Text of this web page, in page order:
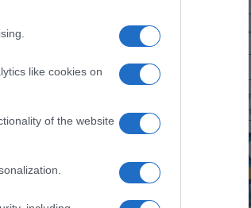
like cookies on
of the website
που θα
ΤΟ ΠΑΡΟΝ: Ρυθμιστής ο
Προβληματίζει το κύμα
Αντίστροφη μέτρηση για το
ελληνική παρουσία στο